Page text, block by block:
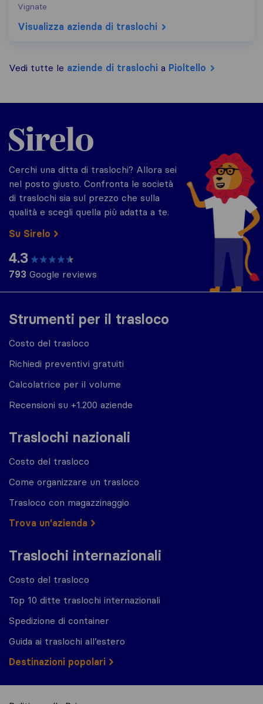
Vignate
Visualizza azienda di traslochi
Vedi tutte le aziende di traslochi a Pioltello
Strumenti per il trasloco
Costo del trasloco
Richiedi preventivi gratuiti
Calcolatrice per il volume
Recensioni su +1.200 aziende
Traslochi nazionali
Costo del trasloco
Come organizzare un trasloco
Trasloco con magazzinaggio
Trova un'azienda
Traslochi internazionali
Costo del trasloco
Top 10 ditte traslochi internazionali
Spedizione di container
Guida ai traslochi all’estero
Destinazioni popolari
Sirelo.it
Cerchi una ditta di traslochi? Allora sei
nel posto giusto. Confronta le società
di traslochi sia sul prezzo che sulla
qualità e scegli quella più adatta a te.
Su Sirelo
4.3
793 Google reviews